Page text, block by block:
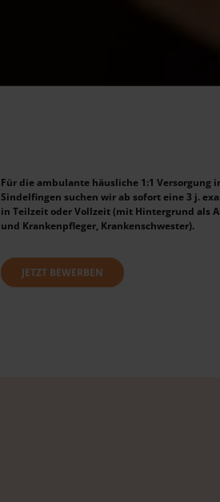
Für die ambulante häusliche 1:1
Sindelfingen suchen wir ab sofort eine 3 j.
in Teilzeit oder Vollzeit (mit Hintergrund als
und Krankenpfleger, Krankenschwester).
JETZT BEWERBEN